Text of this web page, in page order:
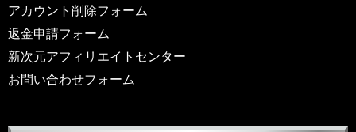
アカウント削除フォーム
返金申請フォーム
新次元アフィリエイトセンター
お問い合わせフォーム